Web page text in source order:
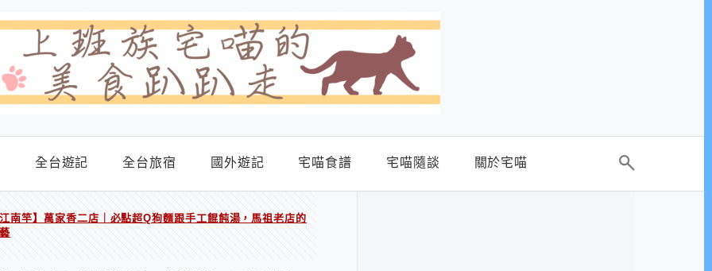
全台遊記 全台旅宿 國外遊記 宅喵食譜 宅喵隨談 關於宅喵
南竿】萬家香二店｜必點超Q狗麵跟手工餛飩湯，馬祖老店的